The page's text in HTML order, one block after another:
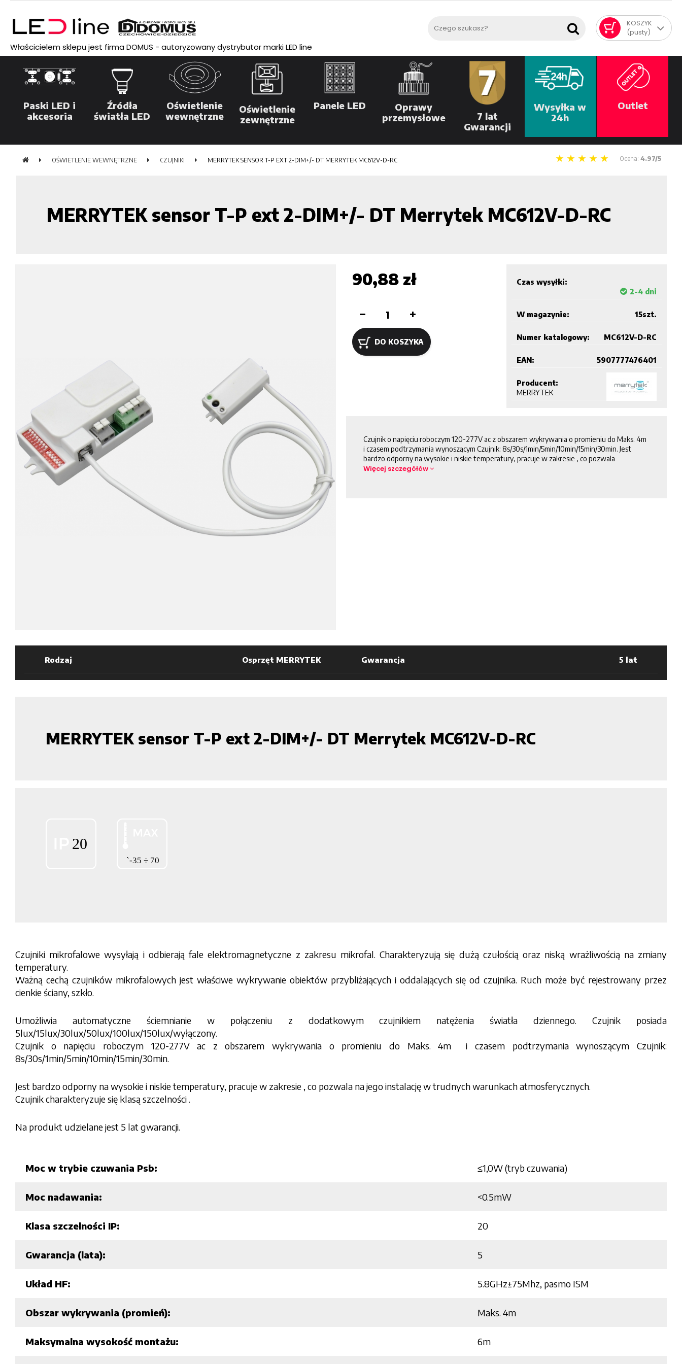
KOSZYK
(pusty)
Właścicielem sklepu jest firma DOMUS - autoryzowany dystrybutor marki LED line
Paski LED i
akcesoria
Źródła
światła LED
Oświetlenie
wewnętrzne
Oświetlenie
zewnętrzne
Panele LED
Oprawy
przemysłowe
7 lat
Gwarancji
Wysyłka w
24h
Outlet
OŚWIETLENIE WEWNĘTRZNE CZUJNIKI MERRYTEK SENSOR T-P EXT 2-DIM+/- DT MERRYTEK MC612V-D-RC Ocena: 4.97/5
MERRYTEK sensor T-P ext 2-DIM+/- DT Merrytek MC612V-D-RC
90,88 zł
DO KOSZYKA
Czas wysyłki:
2-4 dni
W magazynie: szt.
15
Numer katalogowy: MC612V-D-RC
EAN: 5907777476401
Producent:
MERRYTEK
Czujnik o napięciu roboczym 120-277V ac z obszarem wykrywania o promieniu do Maks. 4m
i czasem podtrzymania wynoszącym Czujnik: 8s/30s/1min/5min/10min/15min/30min. Jest
bardzo odporny na wysokie i niskie temperatury, pracuje w zakresie , co pozwala
Więcej szczegółów
Rodzaj Osprzęt MERRYTEK Gwarancja 5 lat
MERRYTEK sensor T-P ext 2-DIM+/- DT Merrytek MC612V-D-RC
Czujniki mikrofalowe wysyłają i odbierają fale elektromagnetyczne z zakresu mikrofal. Charakteryzują się dużą czułością oraz niską wrażliwością na zmiany
temperatury.
Ważną cechą czujników mikrofalowych jest właściwe wykrywanie obiektów przybliżających i oddalających się od czujnika. Ruch może być rejestrowany przez
cienkie ściany, szkło.
Umożliwia automatyczne ściemnianie w połączeniu z dodatkowym czujnikiem natężenia światła dziennego. Czujnik posiada
5lux/15lux/30lux/50lux/100lux/150lux/wyłączony.
Czujnik o napięciu roboczym 120-277V ac z obszarem wykrywania o promieniu do Maks. 4m i czasem podtrzymania wynoszącym Czujnik:
8s/30s/1min/5min/10min/15min/30min.
Jest bardzo odporny na wysokie i niskie temperatury, pracuje w zakresie , co pozwala na jego instalację w trudnych warunkach atmosferycznych.
Czujnik charakteryzuje się klasą szczelności .
Na produkt udzielane jest 5 lat gwarancji.
Moc w trybie czuwania Psb: ≤1,0W (tryb czuwania)
Moc nadawania: <0.5mW
Klasa szczelności IP: 20
Gwarancja (lata): 5
Układ HF: 5.8GHz±75Mhz, pasmo ISM
Obszar wykrywania (promień): Maks. 4m
Maksymalna wysokość montażu: 6m